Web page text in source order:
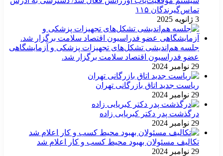
تماس‌گیرندگان ۱۱۵
3 ژانویه 2025
جلسه هم‌اندیشی تشکل‌های تجهیزات پزشکی و آزمایشگاهی
عضو فدراسیون اقتصاد سلامت برگزار شد.
29 نوامبر 2024
ریاست جدید اتاق بازرگانی تهران
29 نوامبر 2024
درگذشت پدر دکتر کبریایی زاده
29 نوامبر 2024
تکالیف مسئولان بهبود محیط کسب و کار اعلام شد
29 نوامبر 2024